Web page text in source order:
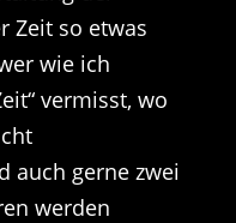
Zeit so etwas
wie ich
vermisst, wo
auch gerne zwei
werden